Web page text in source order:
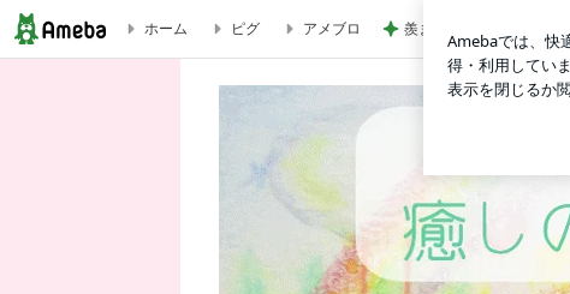
アクセスバーズ何万年もの想い一気に解放しちゃうんです | 過
ホーム ピグ アメブロ 羨ましいと思った派遣社